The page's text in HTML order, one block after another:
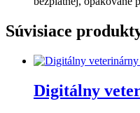
Súvisiace
Digitálny